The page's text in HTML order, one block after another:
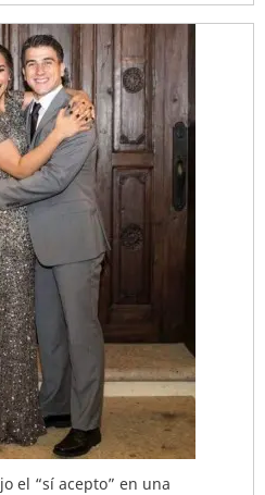
el “sí acepto” en una